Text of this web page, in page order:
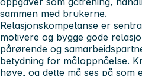
sammen med brukerne.
Relasjonskompetanse er
motivere og bygge gode
pårørende og
betydning for måloppnåelse.
høye, og dette må ses på som